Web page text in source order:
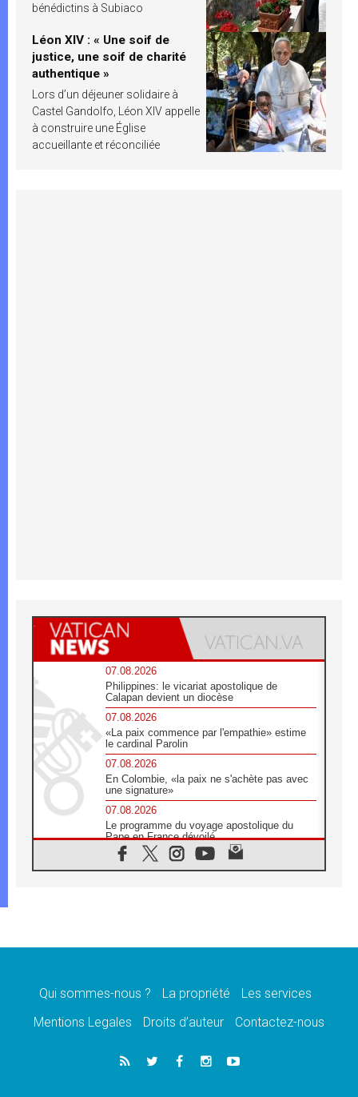
bénédictins à Subiaco
Léon XIV : « Une soif de
justice, une soif de charité
authentique »
Lors d’un déjeuner solidaire à
Castel Gandolfo, Léon XIV appelle
à construire une Église
accueillante et réconciliée
07.08.2026
Philippines: le vicariat apostolique de
Calapan devient un diocèse
07.08.2026
«La paix commence par l'empathie» estime
le cardinal Parolin
07.08.2026
En Colombie, «la paix ne s'achète pas avec
une signature»
07.08.2026
Le programme du voyage apostolique du
Pape en France dévoilé
07.08.2026
1ère Conférence continentale sur l'éducation
07.08.2026
07.08.2026
lancement des «dix jours de prière pour la
06.08.2026
Préparatifs des JMJ 2027 à Séoul: «c'est
Qui sommes-nous ? La propriété
Les services
Mentions Legales
Droits d’auteur Contactez-nous